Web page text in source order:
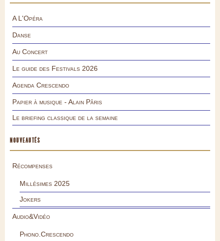
A L'Opéra
Danse
Au Concert
Le guide des Festivals 2026
Agenda Crescendo
Papier à musique - Alain Pâris
Le briefing classique de la semaine
NOUVEAUTÉS
Récompenses
Millésimes 2025
Jokers
Audio&Vidéo
Phono.Crescendo